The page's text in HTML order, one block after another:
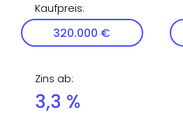
Kaufpreis:
Zins ab:
3,3 %